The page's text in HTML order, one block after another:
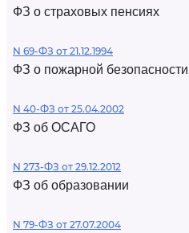
ФЗ о страховых пенсиях
N 69-ФЗ от 21.12.1994
ФЗ о пожарной безопасности
N 40-ФЗ от 25.04.2002
ФЗ об ОСАГО
N 273-ФЗ от 29.12.2012
ФЗ об образовании
N 79-ФЗ от 27.07.2004